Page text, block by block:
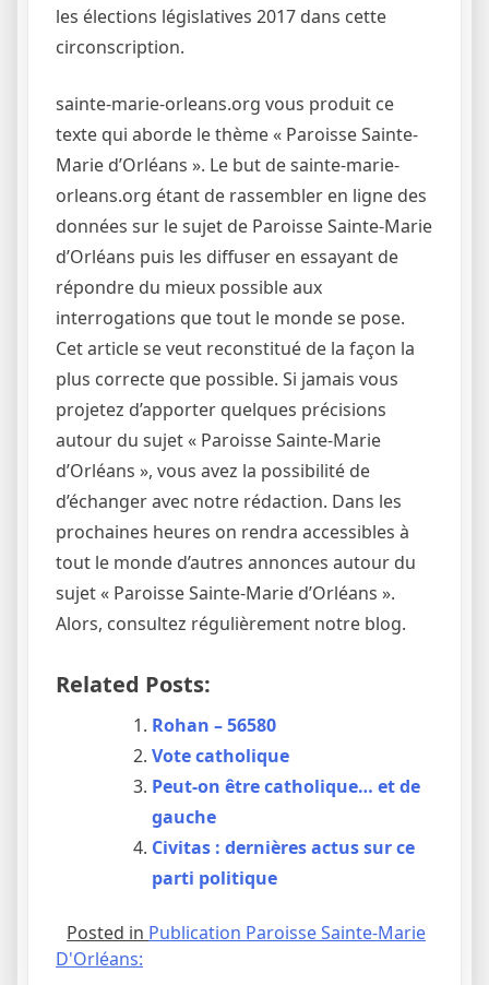
les élections législatives 2017 dans cette
circonscription.
sainte-marie-orleans.org vous produit ce
texte qui aborde le thème « Paroisse Sainte-
Marie d’Orléans ». Le but de sainte-marie-
orleans.org étant de rassembler en ligne des
données sur le sujet de Paroisse Sainte-Marie
d’Orléans puis les diffuser en essayant de
répondre du mieux possible aux
interrogations que tout le monde se pose.
Cet article se veut reconstitué de la façon la
plus correcte que possible. Si jamais vous
projetez d’apporter quelques précisions
autour du sujet « Paroisse Sainte-Marie
d’Orléans », vous avez la possibilité de
d’échanger avec notre rédaction. Dans les
prochaines heures on rendra accessibles à
tout le monde d’autres annonces autour du
sujet « Paroisse Sainte-Marie d’Orléans ».
Alors, consultez régulièrement notre blog.
Related Posts:
Rohan – 56580
Vote catholique
Peut-on être catholique… et de
gauche
Civitas : dernières actus sur ce
parti politique
Posted in Publication Paroisse Sainte-Marie
D'Orléans: